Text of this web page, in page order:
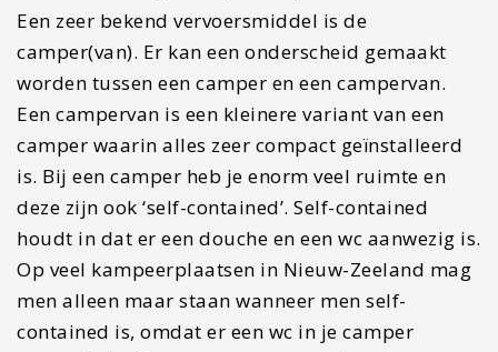
Op veel kampeerplaatsen in Nieuw-Zeeland mag
men alleen maar staan wanneer men self-
contained is, omdat er een wc in je camper
aanwezig is. Een campervan mag deze
kampeerplaatsen vaak niet betreden. Er zijn ook
veel kampeerplaatsen die een wc en/of douche
ter beschikking hebben, waardoor jij met een
campervan er (soms zelfs gratis) mag
overnachten.
De vrijheid die een campervan jou geeft is
natuurlijk fantastisch. Je wordt vaak wakker op